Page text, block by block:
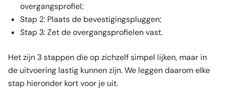
overgangsprofiel;
Stap 2: Plaats de bevestigingspluggen;
Stap 3: Zet de overgangsprofielen vast.
Het zijn 3 stappen die op zichzelf simpel lijken, maar in
de uitvoering lastig kunnen zijn. We leggen daarom elke
stap hieronder kort voor je uit.